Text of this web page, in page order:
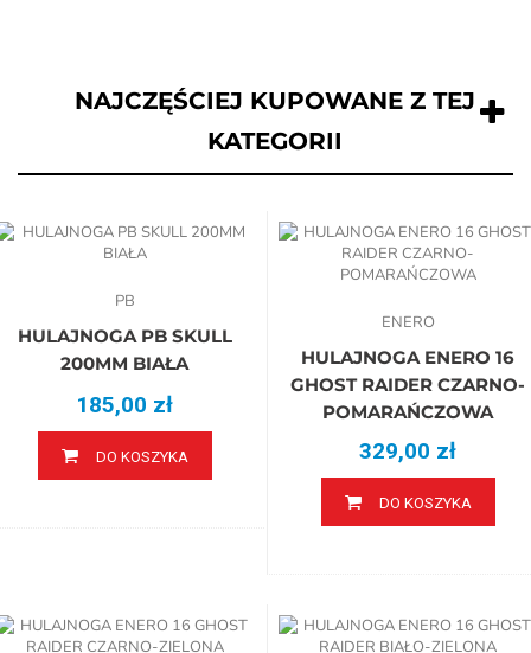
NAJCZĘŚCIEJ KUPOWANE Z TEJ
KATEGORII
PB
HULAJNOGA PB SKULL
200MM BIAŁA
185,00 zł
DO KOSZYKA
ENERO
HULAJNOGA ENERO 16
GHOST RAIDER CZARNO-
POMARAŃCZOWA
329,00 zł
DO KOSZYKA